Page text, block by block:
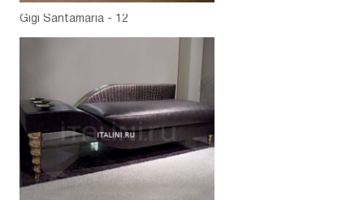
Gigi Santamaria - 12